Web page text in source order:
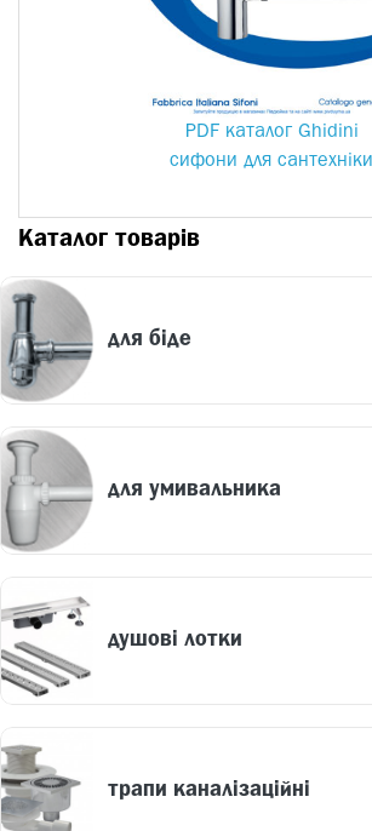
PDF каталог Ghidini
сифони для сантехніки
Каталог товарів
для біде
для умивальника
душові лотки
трапи каналізаційні